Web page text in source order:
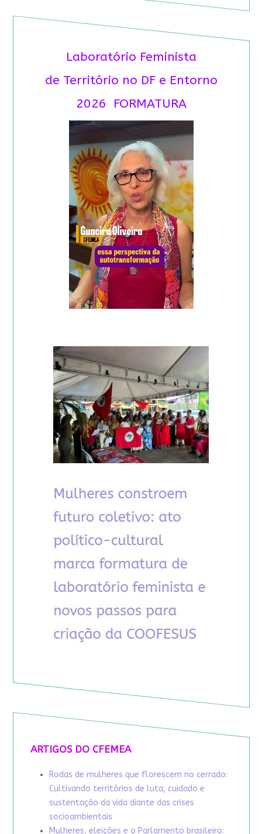
Laboratório Feminista
de Território no DF e Entorno
2026 FORMATURA
ARTIGOS DO CFEMEA
Rodas de mulheres que florescem no cerrado:
Cultivando territórios de luta, cuidado e
sustentação da vida diante das crises
socioambientais
Mulheres, eleições e o Parlamento brasileiro: